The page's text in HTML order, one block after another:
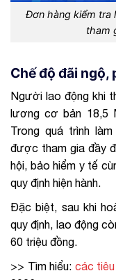
Đơn hàng kiểm tra
tham
Chế độ đãi ngộ,
Người lao động khi
lương cơ bản 18,5
Trong quá trình
được tham gia đầy
hội, bảo hiểm y tế
quy định hiện hành.
Đặc biệt, sau khi
quy định, lao động
60 triệu đồng.
>> Tìm hiểu: các